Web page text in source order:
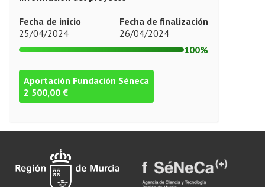
Fecha de inicio
25/04/2024
Fecha de finalización
26/04/2024
100%
Aportación Fundación Séneca
2 500,00 €